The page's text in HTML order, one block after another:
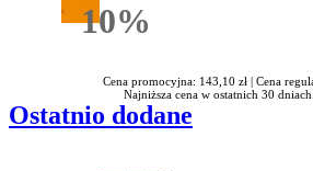
10%Rabatu
Cena promocyjna: 143,10 zł | Cena
Najniższa cena w ostatnich 30
Ostatnio dodane